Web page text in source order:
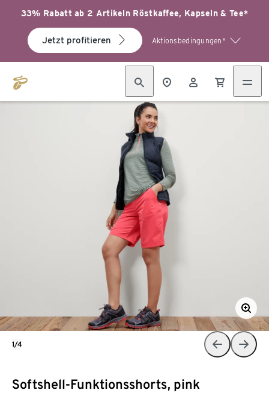
33% Rabatt ab 2 Artikeln Röstkaffee, Kapseln & Tee*
Jetzt profitieren Aktionsbedingungen*
Softshell-Funktionsshorts, pink
1/4